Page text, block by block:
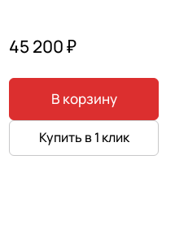
45 200 ₽
В корзину
Купить в 1 клик